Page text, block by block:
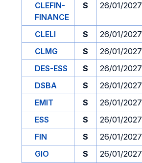
CLEFIN-
FINANCE
S 26/01/2027
CLELI S 26/01/2027
CLMG
S 26/01/2027
DES-ESS
S 26/01/2027
DSBA
S 26/01/2027
EMIT
S 26/01/2027
ESS
S 26/01/2027
FIN
S 26/01/2027
GIO
S 26/01/2027